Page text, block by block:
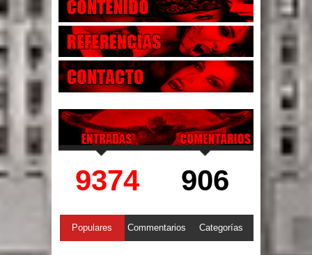
9374 906
Populares Commentarios Categorías